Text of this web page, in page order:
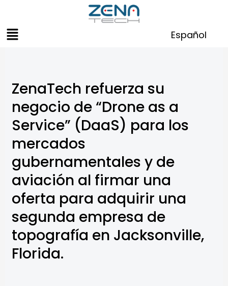
content
Menu Español
ZenaTech refuerza su
negocio de “Drone as a
Service” (DaaS) para los
mercados
gubernamentales y de
aviación al firmar una
oferta para adquirir una
segunda empresa de
topografía en Jacksonville,
Florida.